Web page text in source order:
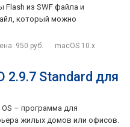
Flash из SWF файла и
который можно
950 руб. macOS 10.x
2.9.7 Standard для
OS – программа для
жилых домов или офисов.